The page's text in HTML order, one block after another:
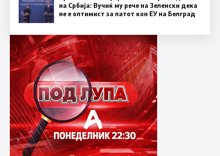
на Србија: Вучиќ му рече на Зеленски дека
не е оптимист за патот кон ЕУ на Белград